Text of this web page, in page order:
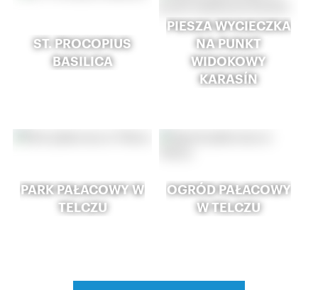
ST. PROCOPIUS
BASILICA
PIESZA WYCIECZKA
NA PUNKT
WIDOKOWY
KARASÍN
PARK PAŁACOWY W
TELCZU
OGRÓD PAŁACOWY
W TELCZU